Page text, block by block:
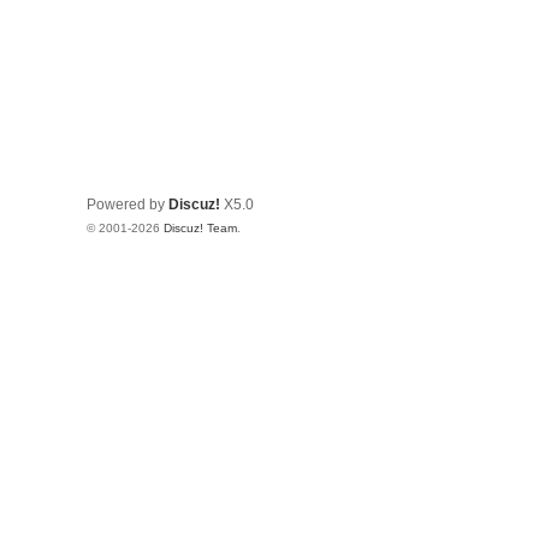
Powered by Discuz! X5.0
© 2001-2026 Discuz! Team